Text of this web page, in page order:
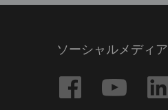
ソーシャルメディア